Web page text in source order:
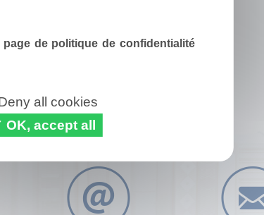
de politique de confidentialité
all cookies
OK, accept all